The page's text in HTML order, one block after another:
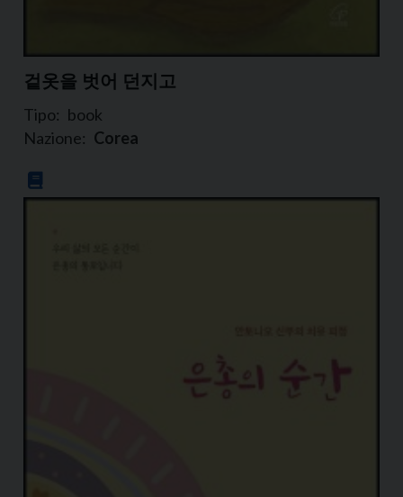
겉옷을 벗어 던지고
Tipo: book
Nazione: Corea